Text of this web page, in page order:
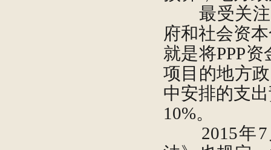
最受关注
府和社会资
就是将PPP
项目的地方
中安排的支
10%。
2015年7